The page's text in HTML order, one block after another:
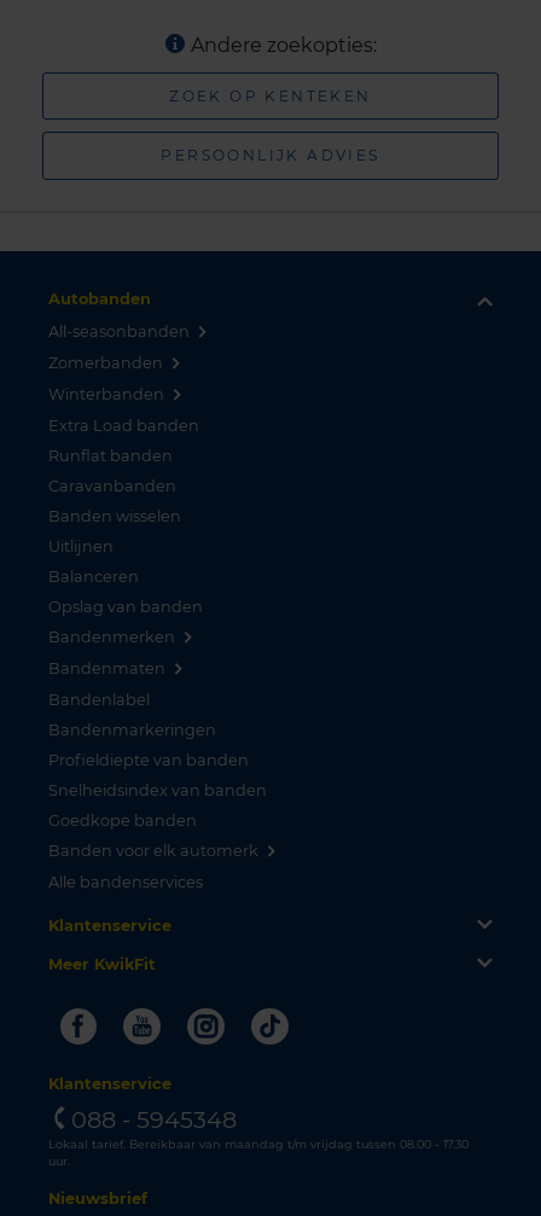
Andere zoekopties:
ZOEK OP KENTEKEN
PERSOONLIJK ADVIES
Autobanden
All-seasonbanden
Zomerbanden
Winterbanden
Extra Load banden
Runflat banden
Caravanbanden
Banden wisselen
Uitlijnen
Balanceren
Opslag van banden
Bandenmerken
Bandenmaten
Bandenlabel
Bandenmarkeringen
Profieldiepte van banden
Snelheidsindex van banden
Goedkope banden
Banden voor elk automerk
Alle bandenservices
Klantenservice
Meer KwikFit
FacebookYoutubeInstagram
Tiktok
Klantenservice
088 - 5945348
Lokaal tarief. Bereikbaar van maandag t/m vrijdag tussen 08.00 - 17.30
uur.
Nieuwsbrief